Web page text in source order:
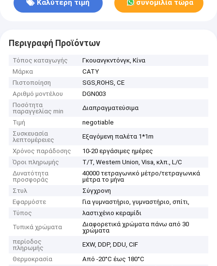
Καλύτερη τιμή συνομιλία τώρα
Περιγραφή Προϊόντων
Τόπος καταγωγής
Γκουανγκντόνγκ, Κίνα
Μάρκα
CATY
Πιστοποίηση
SGS,ROHS, CE
Αριθμό μοντέλου
DGN003
Ποσότητα
παραγγελίας min
Διαπραγματεύσιμα
Τιμή
negotiable
Συσκευασία
λεπτομέρειες
Εξαγόμενη παλέτα 1*1m
Χρόνος παράδοσης
10-20 εργάσιμες ημέρες
Όροι πληρωμής
Τ/Τ, Western Union, Visa, κλπ., L/C
Δυνατότητα
προσφοράς
40000 τετραγωνικό μέτρο/τετραγωνικά
μέτρα το μήνα
Στυλ
Σύγχρονη
Εφαρμόστε
Για γυμναστήριο, γυμναστήριο, σπίτι,
Τύπος
λαστιχένιο κεραμίδι
Τυπικά χρώματα
Διαφορετικά χρώματα πάνω από 30
χρώματα
περίοδος
πληρωμής
EXW, DDP, DDU, CIF
Θερμοκρασία
Από -20°C έως 180°C